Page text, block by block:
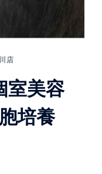
店
室美容
培養